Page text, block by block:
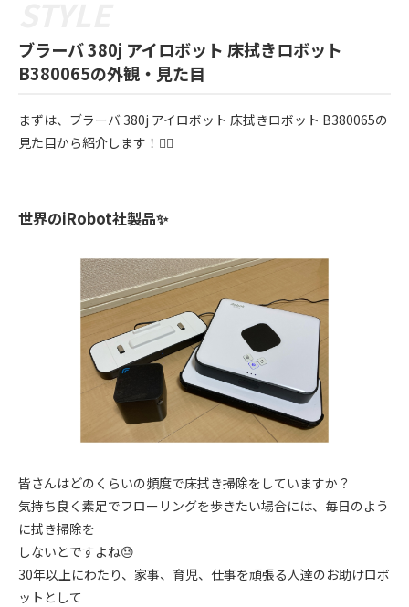
ブラーバ 380j アイロボット 床拭きロボット
B380065の外観・見た目
まずは、ブラーバ 380j アイロボット 床拭きロボット B380065の
見た目から紹介します！💁‍♀️
世界のiRobot社製品✨
皆さんはどのくらいの頻度で床拭き掃除をしていますか？
気持ち良く素足でフローリングを歩きたい場合には、毎日のよう
に拭き掃除を
しないとですよね😓
30年以上にわたり、家事、育児、仕事を頑張る人達のお助けロボ
ットとして